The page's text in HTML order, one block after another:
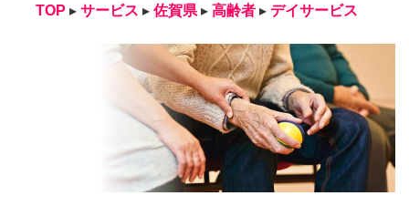
TOP ▸ サービス ▸ 佐賀県 ▸ 高齢者 ▸ デイサービス